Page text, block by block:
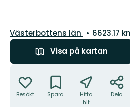
Län:
Västerbottens län
6623.17
Visa på kartan
Besökt Spara
Hitta
hit
Dela